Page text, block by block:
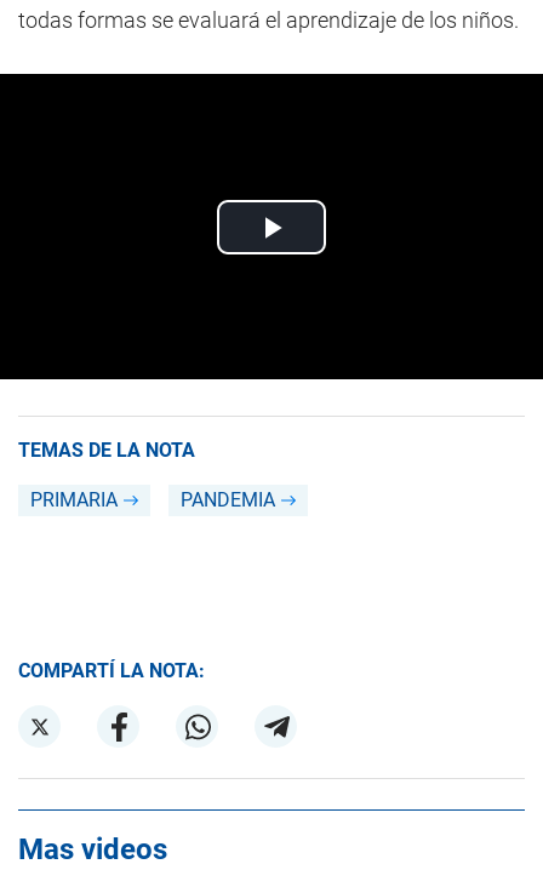
todas formas se evaluará el aprendizaje de los niños.
TEMAS DE LA NOTA
PRIMARIA PANDEMIA
COMPARTÍ LA NOTA:
Mas videos